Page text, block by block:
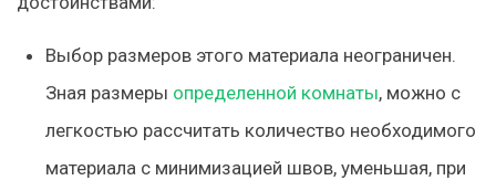
Выбор размеров этого материала неограничен.
Зная размеры определенной комнаты, можно с
легкостью рассчитать количество необходимого
материала с минимизацией швов, уменьшая, при